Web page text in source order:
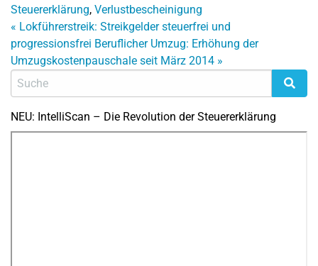
Steuererklärung, Verlustbescheinigung
« Lokführerstreik: Streikgelder steuerfrei und
progressionsfrei Beruflicher Umzug: Erhöhung der
Umzugskostenpauschale seit März 2014 »
NEU: IntelliScan – Die Revolution der Steuererklärung